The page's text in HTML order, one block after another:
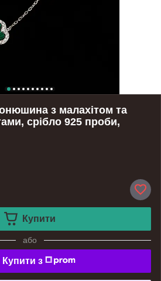
з малахітом та
срібло 925 проби,
Купити
або
Купити з